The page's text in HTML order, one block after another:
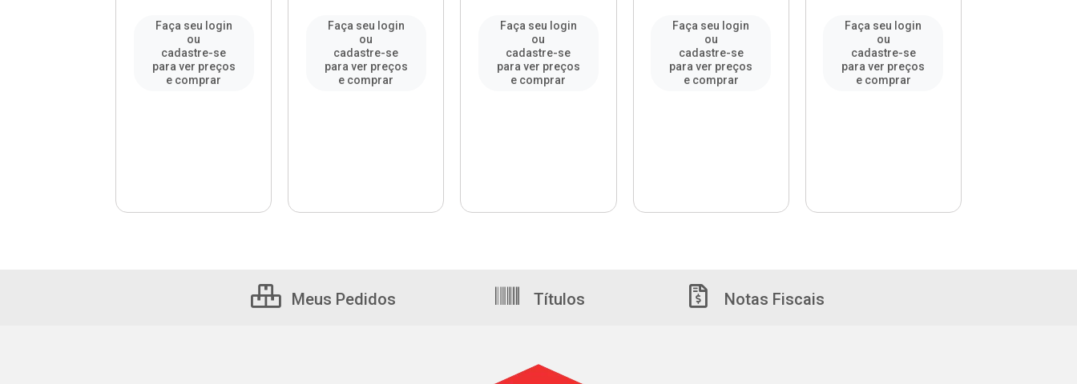
Faça seu login
ou
cadastre-se
para ver preços
e comprar
Faça seu login
ou
cadastre-se
para ver preços
e comprar
Faça seu login
ou
cadastre-se
para ver preços
e comprar
Faça seu login
ou
cadastre-se
para ver preços
e comprar
Faça seu login
ou
cadastre-se
para ver preços
e comprar
Meus Pedidos Títulos Notas Fiscais